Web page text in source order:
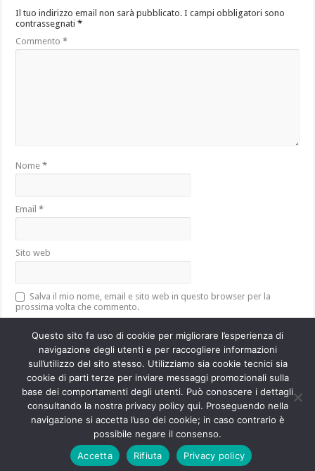
Il tuo indirizzo email non sarà pubblicato. I campi obbligatori sono
contrassegnati*
Commento*
Nome*
Email*
Sito web
Salva il mio nome, email e sito web in questo browser per la
prossima volta che commento.
Questo sito utilizza Akismet per ridurre lo spam. Scopri come vengono
elaborati i dati derivati dai commenti.
Powered byWordPress| Designed byTieLabs
© Copyright 2026, All Rights Reserved.
Questo sito fa uso di cookie per migliorare l’esperienza di
navigazione degli utenti e per raccogliere informazioni
sull’utilizzo del sito stesso. Utilizziamo sia cookie tecnici sia
cookie di parti terze per inviare messaggi promozionali sulla
base dei comportamenti degli utenti. Può conoscere i dettagli
consultando la nostra privacy policy qui. Proseguendo nella
navigazione si accetta l’uso dei cookie; in caso contrario è
possibile negare il consenso.
Accetta
Rifiuta Privacy policy